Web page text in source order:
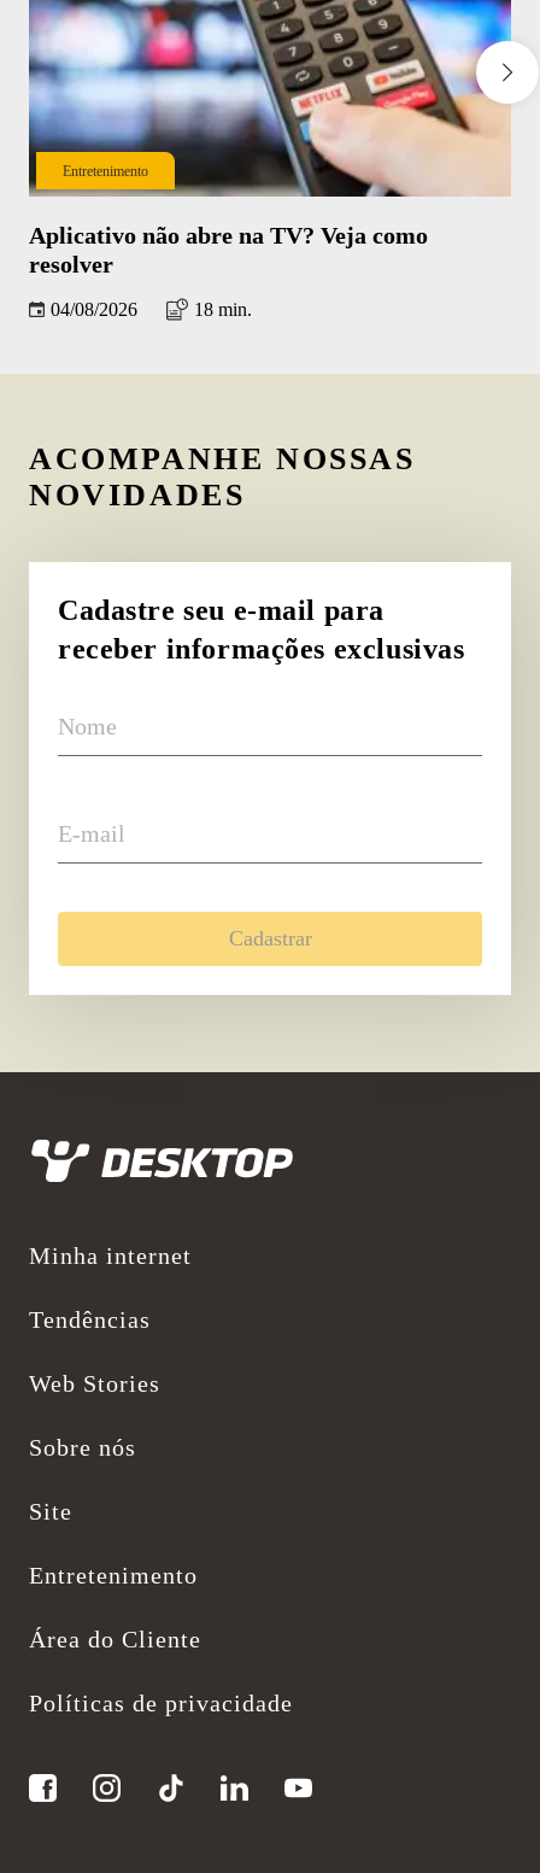
Entretenimento
Aplicativo não abre na TV? Veja como
resolver
04/08/2026 18 min.
ACOMPANHE NOSSAS
NOVIDADES
Cadastre seu e-mail para
receber informações exclusivas
Nome
E-mail
Cadastrar
Minha internet
Tendências
Web Stories
Sobre nós
Site
Entretenimento
Área do Cliente
Políticas de privacidade